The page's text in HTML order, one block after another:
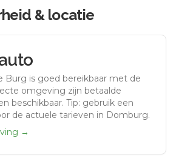
& locatie
Burg is goed bereikbaar met de
omgeving zijn betaalde
beschikbaar. Tip: gebruik een
de actuele tarieven in Domburg.
→